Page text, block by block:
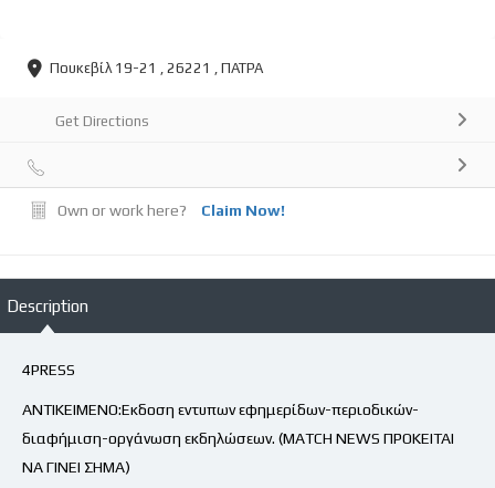
Πουκεβίλ 19-21 , 26221 , ΠΑΤΡΑ
Get Directions
Own or work here? Claim Now!
Description
4PRESS
ΑΝΤΙΚΕΙΜΕΝΟ:Εκδοση εντυπων εφημερίδων-περιοδικών-
διαφήμιση-οργάνωση εκδηλώσεων. (MATCH NEWS ΠΡΟΚΕΙΤΑΙ
ΝΑ ΓΙΝΕΙ ΣΗΜΑ)